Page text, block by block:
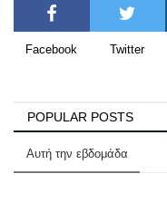
Facebook Twitter
POPULAR POSTS
Αυτή την εβδομάδα